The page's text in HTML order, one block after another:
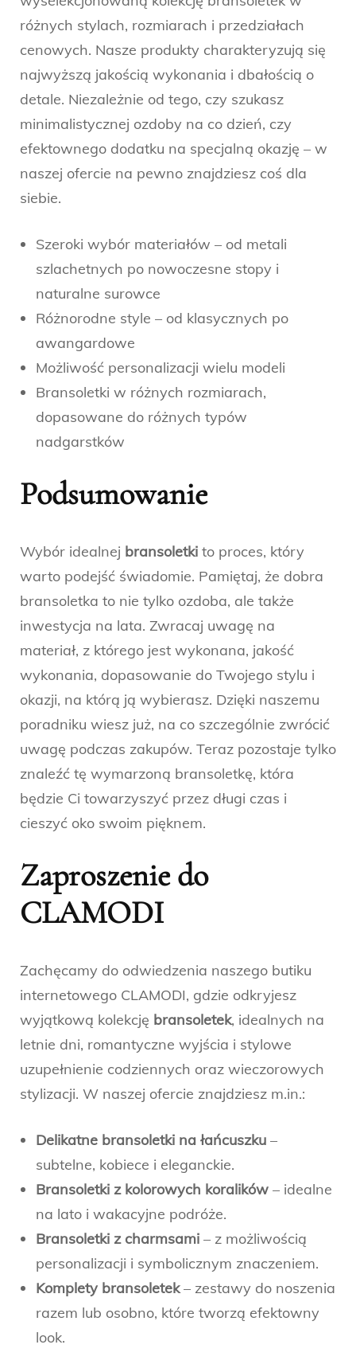
różnych stylach, rozmiarach i przedziałach
cenowych. Nasze produkty charakteryzują się
najwyższą jakością wykonania i dbałością o
detale. Niezależnie od tego, czy szukasz
minimalistycznej ozdoby na co dzień, czy
efektownego dodatku na specjalną okazję – w
naszej ofercie na pewno znajdziesz coś dla
siebie.
Szeroki wybór materiałów – od metali
szlachetnych po nowoczesne stopy i
naturalne surowce
Różnorodne style – od klasycznych po
awangardowe
Możliwość personalizacji wielu modeli
Bransoletki w różnych rozmiarach,
dopasowane do różnych typów
nadgarstków
Podsumowanie
Wybór idealnej bransoletki to proces, który
warto podejść świadomie. Pamiętaj, że dobra
bransoletka to nie tylko ozdoba, ale także
inwestycja na lata. Zwracaj uwagę na
materiał, z którego jest wykonana, jakość
wykonania, dopasowanie do Twojego stylu i
okazji, na którą ją wybierasz. Dzięki naszemu
poradniku wiesz już, na co szczególnie zwrócić
uwagę podczas zakupów. Teraz pozostaje tylko
znaleźć tę wymarzoną bransoletkę, która
będzie Ci towarzyszyć przez długi czas i
cieszyć oko swoim pięknem.
Zaproszenie do
CLAMODI
Zachęcamy do odwiedzenia naszego butiku
internetowego CLAMODI, gdzie odkryjesz
wyjątkową kolekcję bransoletek, idealnych na
letnie dni, romantyczne wyjścia i stylowe
uzupełnienie codziennych oraz wieczorowych
stylizacji. W naszej ofercie znajdziesz m.in.:
Delikatne bransoletki na łańcuszku –
subtelne, kobiece i eleganckie.
Bransoletki z kolorowych koralików – idealne
na lato i wakacyjne podróże.
Bransoletki z charmsami – z możliwością
personalizacji i symbolicznym znaczeniem.
Komplety bransoletek– zestawy do noszenia
razem lub osobno, które tworzą efektowny
look.